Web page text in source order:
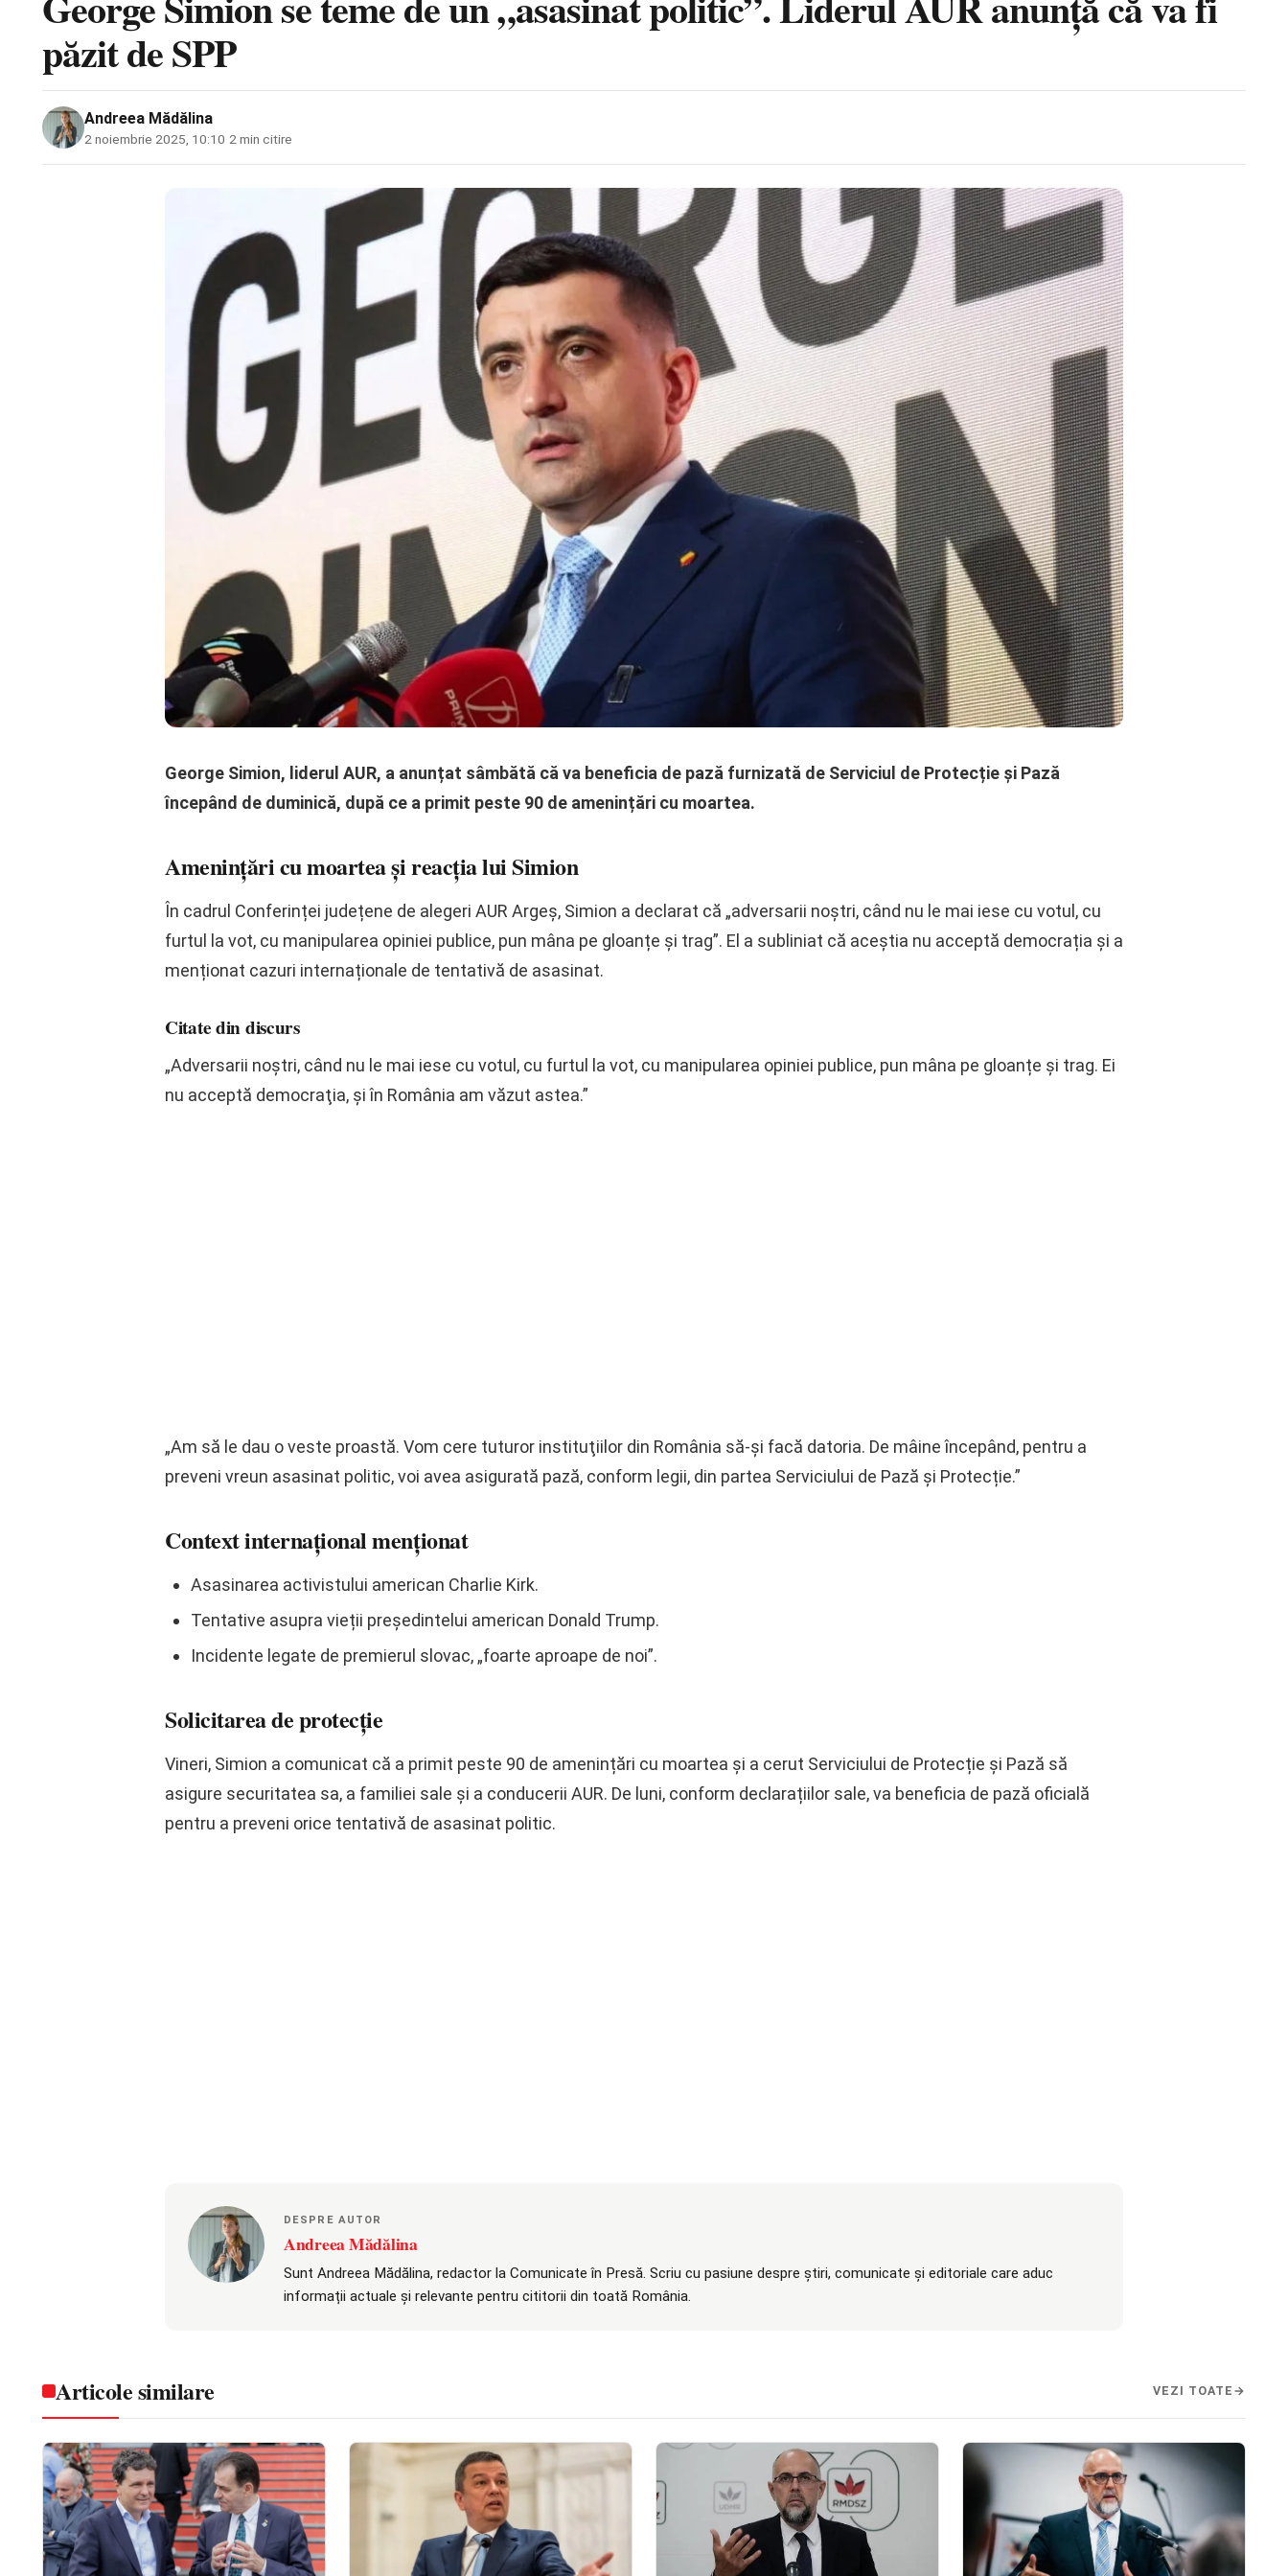
păzit de SPP
Andreea Mădălina
2 noiembrie 2025, 10:10 2 min citire
George Simion, liderul AUR, a anunțat sâmbătă că va beneficia de pază furnizată de Serviciul de Protecție și Pază
începând de duminică, după ce a primit peste 90 de amenințări cu moartea.
Amenințări cu moartea și reacția lui Simion
În cadrul Conferinței județene de alegeri AUR Argeș, Simion a declarat că „adversarii noștri, când nu le mai iese cu votul, cu
furtul la vot, cu manipularea opiniei publice, pun mâna pe gloanțe și trag”. El a subliniat că aceștia nu acceptă democrația și a
menționat cazuri internaționale de tentativă de asasinat.
Citate din discurs
„Adversarii noștri, când nu le mai iese cu votul, cu furtul la vot, cu manipularea opiniei publice, pun mâna pe gloanțe și trag. Ei
nu acceptă democraţia, şi în România am văzut astea.”
„Am să le dau o veste proastă. Vom cere tuturor instituţiilor din România să‑şi facă datoria. De mâine începând, pentru a
preveni vreun asasinat politic, voi avea asigurată pază, conform legii, din partea Serviciului de Pază şi Protecție.”
Context internațional menționat
Asasinarea activistului american Charlie Kirk.
Tentative asupra vieții președintelui american Donald Trump.
Incidente legate de premierul slovac, „foarte aproape de noi”.
Solicitarea de protecție
Vineri, Simion a comunicat că a primit peste 90 de amenințări cu moartea și a cerut Serviciului de Protecție și Pază să
asigure securitatea sa, a familiei sale și a conducerii AUR. De luni, conform declarațiilor sale, va beneficia de pază oficială
pentru a preveni orice tentativă de asasinat politic.
DESPRE AUTOR
Andreea Mădălina
Sunt Andreea Mădălina, redactor la Comunicate în Presă. Scriu cu pasiune despre știri, comunicate și editoriale care aduc
informații actuale și relevante pentru cititorii din toată România.
Articole similare VEZI TOATE